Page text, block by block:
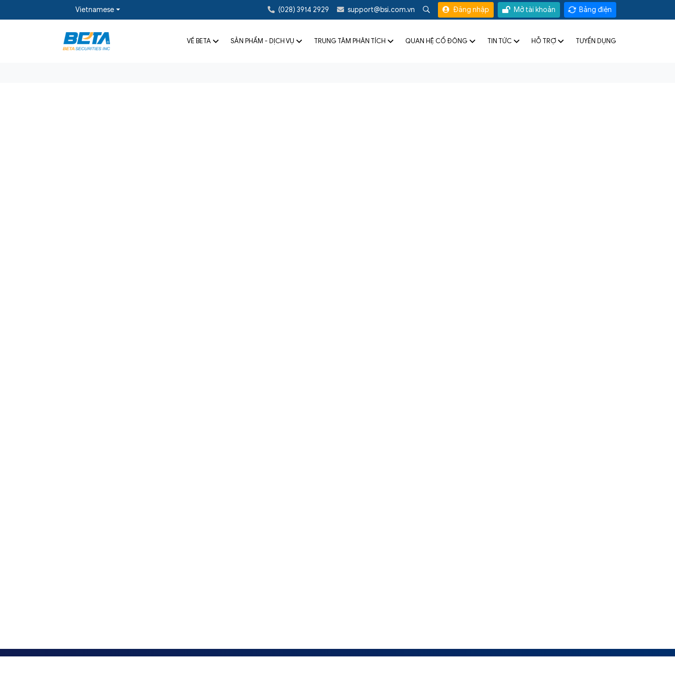
Vietnamese (028) 3914 2929 support@bsi.com.vn Đăng nhập Mở tài khoản Bảng điện
VỀ BETA SẢN PHẨM - DỊCH VỤ TRUNG TÂM PHÂN TÍCH QUAN HỆ CỔ ĐÔNG TIN TỨC HỖ TRỢ TUYỂN DỤNG